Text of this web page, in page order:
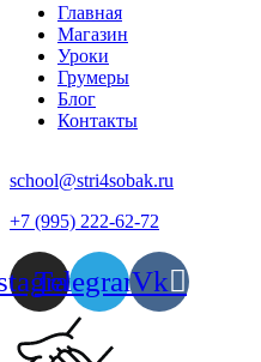
Главная
Магазин
Уроки
Грумеры
Блог
Контакты
school@stri4sobak.ru
+7 (995) 222-62-72
TelegramVk